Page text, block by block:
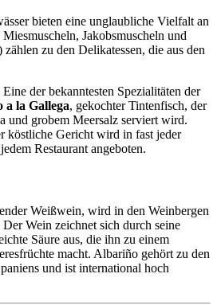
bieten eine unglaubliche Vielfalt an
Jakobsmuscheln und
zählen zu den Delikatessen, die aus den
Eine der bekanntesten Spezialitäten der
a la Gallega, gekochter Tintenfisch, der
und grobem Meersalz serviert wird.
köstliche Gericht wird in fast jeder
Restaurant angeboten.
Weißwein, wird in den Weinbergen
Der Wein zeichnet sich durch seine
Säure aus, die ihn zu einem
macht. Albariño gehört zu den
und ist international hoch